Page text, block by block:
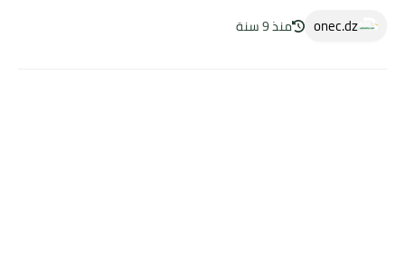
onec.dz منذ 9 سنة